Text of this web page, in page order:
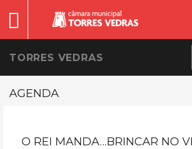
TORRES VEDRAS
AGENDA
O REI MANDA…BRINCAR NO